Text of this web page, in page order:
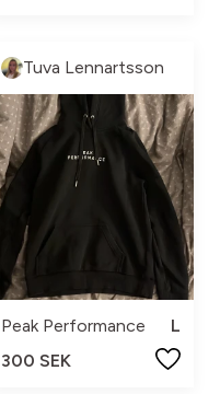
Tuva Lennartsson
Peak Performance
L
300 SEK